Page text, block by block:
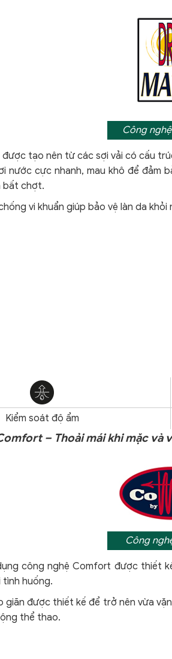
Công
tạo nên từ các sợi vải có cấu
nước cực nhanh, mau khô để
bất chợt.
vi khuẩn giúp bảo vệ làn da khỏi
Kiểm soát độ ẩm
– Thoải mái khi mặc và
Công
công nghệ Comfort được thiết
huống.
giãn được thiết kế để trở nên vừa
thể thao.